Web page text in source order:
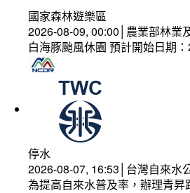
國家森林遊樂區
2026-08-09, 00:00│農業部林業
白海豚颱風休園 預計開始日期
停水
2026-08-07, 16:53│台灣自來水
為提高自來水普及率，辦理青